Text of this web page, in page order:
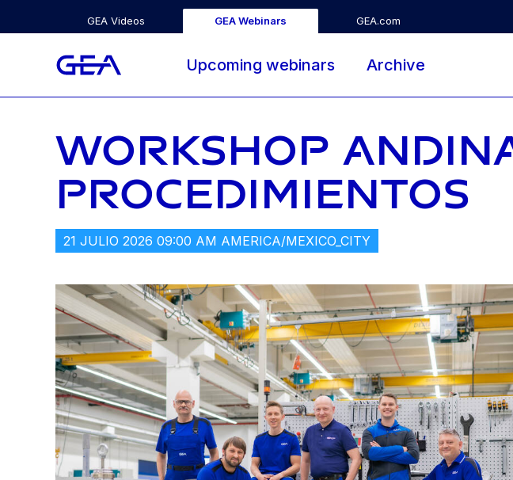
GEA Videos GEA Webinars GEA.com
Upcoming webinars Archive
WORKSHOP
PROCEDIMIENTOS
21 JULIO 2026 09:00 AM AMERICA/MEXICO_CITY